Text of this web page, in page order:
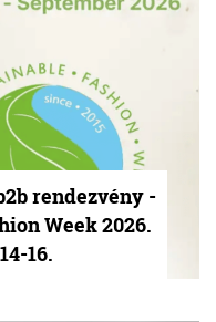
rendezvény -
Week 2026.
16.